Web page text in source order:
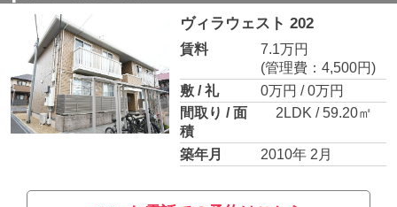
ヴィラウェスト 202
賃料
7.1万円
(管理費：4,500円)
敷 / 礼
0万円 / 0万円
間取り / 面
積
2LDK / 59.20㎡
築年月 2010年 2月